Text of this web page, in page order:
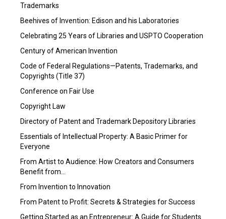
Trademarks
Beehives of Invention: Edison and his Laboratories
Celebrating 25 Years of Libraries and USPTO Cooperation
Century of American Invention
Code of Federal Regulations—Patents, Trademarks, and
Copyrights (Title 37)
Conference on Fair Use
Copyright Law
Directory of Patent and Trademark Depository Libraries
Essentials of Intellectual Property: A Basic Primer for
Everyone
From Artist to Audience: How Creators and Consumers
Benefit from…
From Invention to Innovation
From Patent to Profit: Secrets & Strategies for Success
Getting Started as an Entrepreneur: A Guide for Students